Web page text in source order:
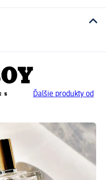
Ďalšie produkty od